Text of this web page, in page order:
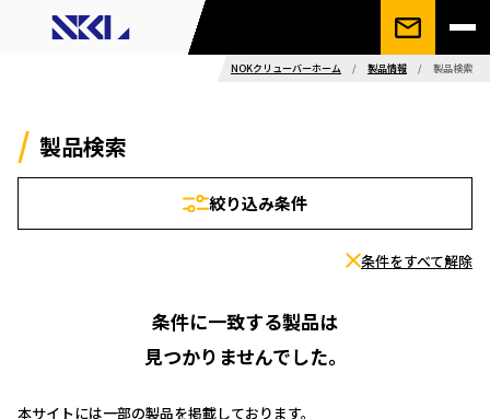
NOKクリューバーホーム / 製品情報 / 製品検索
製品検索
絞り込み条件
条件をすべて解除
条件に一致する製品は
見つかりませんでした。
本サイトには一部の製品を掲載しております。